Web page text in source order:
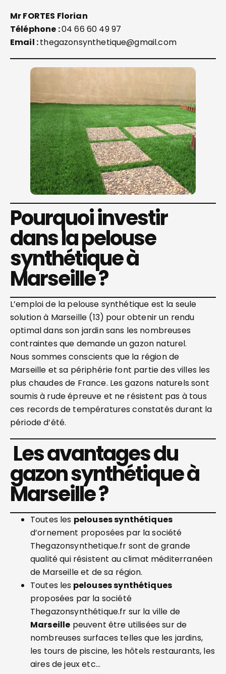
Mr FORTES Florian
Téléphone :04 66 60 49 97
Email :thegazonsynthetique@gmail.com
Pourquoi investir
dans la pelouse
synthétique à
Marseille ?
L’emploi de la pelouse synthétique est la seule
solution à Marseille (13) pour obtenir un rendu
optimal dans son jardin sans les nombreuses
contraintes que demande un gazon naturel.
Nous sommes conscients que la région de
Marseille et sa périphérie font partie des villes les
plus chaudes de France. Les gazons naturels sont
soumis à rude épreuve et ne résistent pas à tous
ces records de températures constatés durant la
période d’été.
Les avantages du
gazon synthétique à
Marseille ?
Toutes les pelouses synthétiques
d’ornement proposées par la société
Thegazonsynthetique.fr sont de grande
qualité qui résistent au climat méditerranéen
de Marseille et de sa région.
Toutes les pelouses synthétiques
proposées par la société
Thegazonsynthétique.fr sur la ville de
Marseille peuvent être utilisées sur de
nombreuses surfaces telles que les jardins,
les tours de piscine, les hôtels restaurants, les
aires de jeux etc…